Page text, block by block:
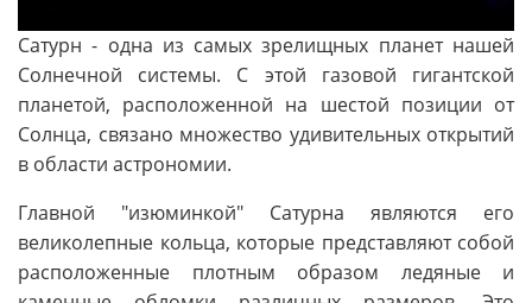
Сатурн - одна из самых зрелищных планет нашей
Солнечной системы. С этой газовой гигантской
планетой, расположенной на шестой позиции от
Солнца, связано множество удивительных открытий
в области астрономии.
Главной "изюминкой" Сатурна являются его
великолепные кольца, которые представляют собой
расположенные плотным образом ледяные и